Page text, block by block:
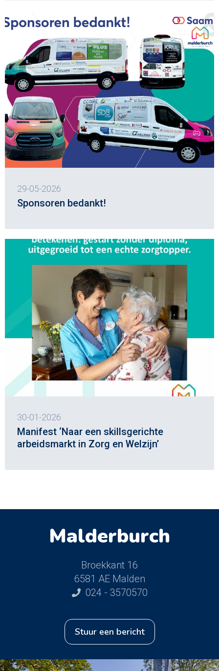
29-05-2026
Sponsoren bedankt!
30-01-2026
Manifest ‘Naar een skillsgerichte
arbeidsmarkt in Zorg en Welzijn’
Malderburch
Broekkant 16
6581 AE Malden
024 - 3570570
stuur een bericht